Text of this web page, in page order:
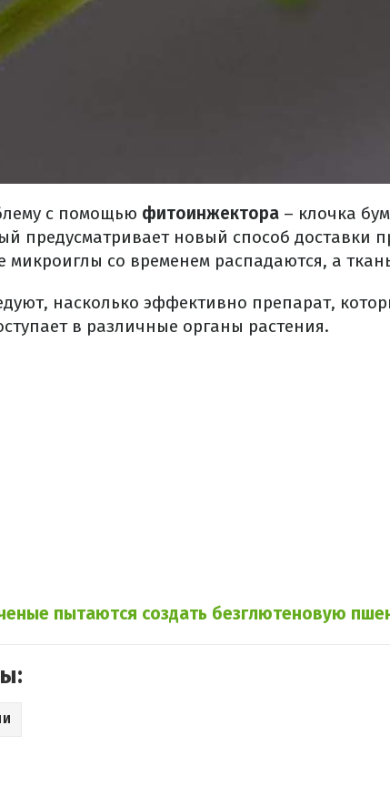
с помощью фитоинжектора – клочка
предусматривает новый способ доставки
со временем распадаются, а
насколько эффективно препарат,
в различные органы растения.
пытаются создать безглютеновую